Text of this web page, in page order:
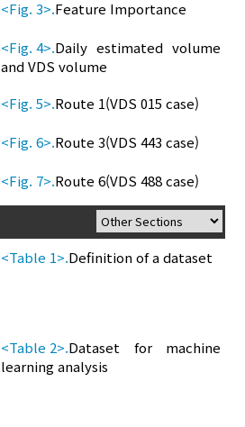
<Fig. 3>.Feature Importance
<Fig. 4>.Daily estimated volume
and VDS volume
<Fig. 5>.Route 1(VDS 015 case)
<Fig. 6>.Route 3(VDS 443 case)
<Fig. 7>.Route 6(VDS 488 case)
<Table 1>.Definition of a dataset
<Table 2>.Dataset for machine
learning analysis